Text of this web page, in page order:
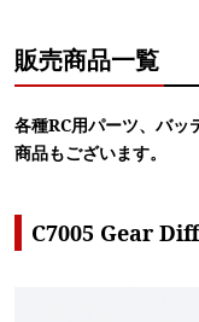
販売商品一覧
各種RC用パーツ、バッ
商品もございます。
C7005 Gear